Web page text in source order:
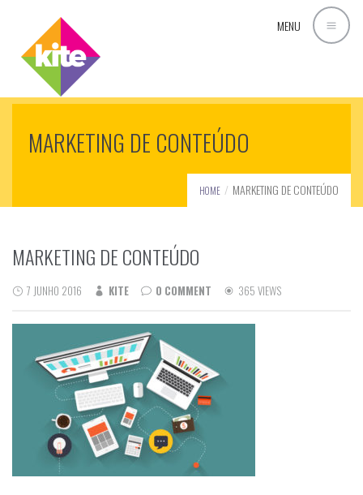
MENU
MARKETING DE CONTEÚDO
HOME MARKETING DE CONTEÚDO
MARKETING DE CONTEÚDO
7 JUNHO 2016 KITE 0 COMMENT 365 VIEWS